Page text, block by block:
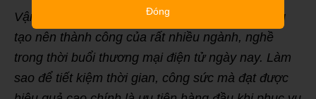
Vận chuyển hàng hóa là một nhân tố quan trọng
tạo nên thành công của rất nhiều ngành, nghề
trong thời buổi thương mại điện tử ngày nay. Làm
sao để tiết kiệm thời gian, công sức mà đạt được
Đóng